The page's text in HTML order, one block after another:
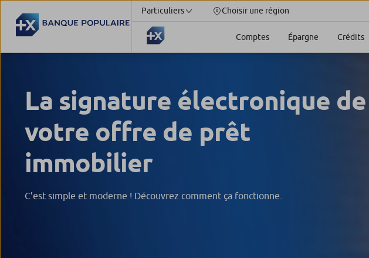
Particuliers Choisir une région
Comptes Épargne Crédits
La signature électronique de
votre offre de prêt
immobilier
C’est simple et moderne ! Découvrez comment ça fonctionne.